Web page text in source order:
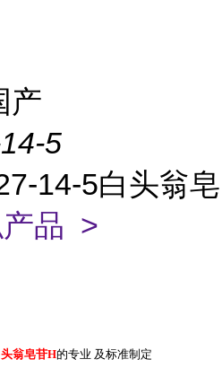
产
5
14-5白头翁皂
品 >
翁皂苷H的专业 及标准制定